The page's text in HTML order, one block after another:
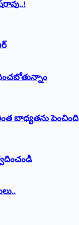
బాధ్యతను పెంచింది